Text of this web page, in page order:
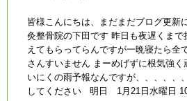
皆様こんにちは、まだまだブログ更新
灸整骨院の下田です 昨日も夜遅くま
えてもらってらんですが一晩寝たら全
さんすいません まーめげずに根気強
いにくの雨予報なんですが、、、、
してください 明日 1月21日水曜日